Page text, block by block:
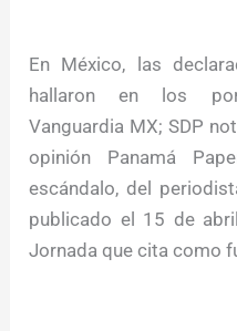
En México, las
hallaron en los
Vanguardia MX; SDP
opinión Panamá
escándalo, del
publicado el 15 de
Jornada que cita como